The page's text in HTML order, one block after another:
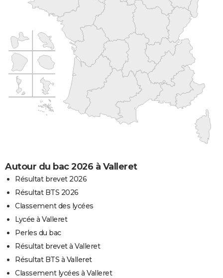
Autour du bac 2026 à Valleret
Résultat brevet 2026
Résultat BTS 2026
Classement des lycées
Lycée à Valleret
Perles du bac
Résultat brevet à Valleret
Résultat BTS à Valleret
Classement lycées à Valleret